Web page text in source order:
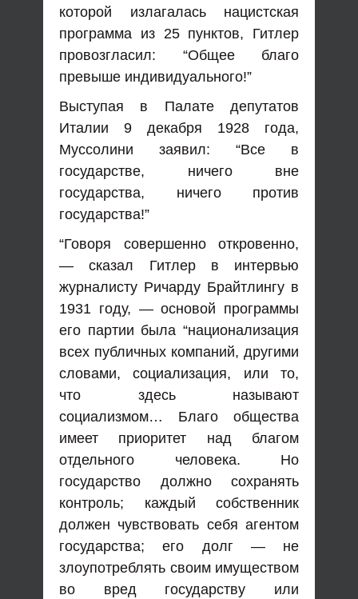
которой излагалась нацистская
программа из 25 пунктов, Гитлер
провозгласил: “Общее благо
превыше индивидуального!”
Выступая в Палате депутатов
Италии 9 декабря 1928 года,
Муссолини заявил: “Все в
государстве, ничего вне
государства, ничего против
государства!”
“Говоря совершенно откровенно,
— сказал Гитлер в интервью
журналисту Ричарду Брайтлингу в
1931 году, — основой программы
его партии была “национализация
всех публичных компаний, другими
словами, социализация, или то,
что здесь называют
социализмом… Благо общества
имеет приоритет над благом
отдельного человека. Но
государство должно сохранять
контроль; каждый собственник
должен чувствовать себя агентом
государства; его долг — не
злоупотреблять своим имуществом
во вред государству или